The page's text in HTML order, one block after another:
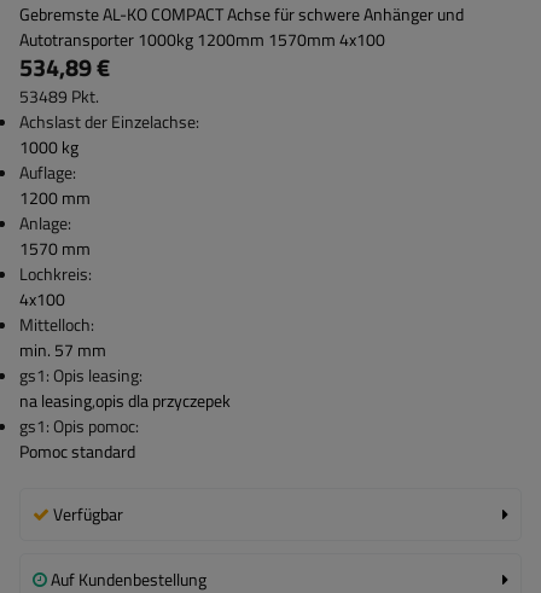
Gebremste AL-KO COMPACT Achse für schwere Anhänger und
Autotransporter 1000kg 1200mm 1570mm 4x100
534,89 €
53489 Pkt.
Achslast der Einzelachse:
1000 kg
Auflage:
1200 mm
Anlage:
1570 mm
Lochkreis:
4x100
Mittelloch:
min. 57 mm
gs1: Opis leasing:
na leasing,opis dla przyczepek
gs1: Opis pomoc:
Pomoc standard
Verfügbar
Auf Kundenbestellung